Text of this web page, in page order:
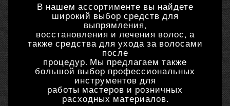
В нашем ассортименте вы найдете
широкий выбор средств для
выпрямления,
восстановления и лечения волос, а
также средства для ухода за волосами
после
процедур. Мы предлагаем также
большой выбор профессиональных
инструментов для
работы мастеров и розничных
расходных материалов.